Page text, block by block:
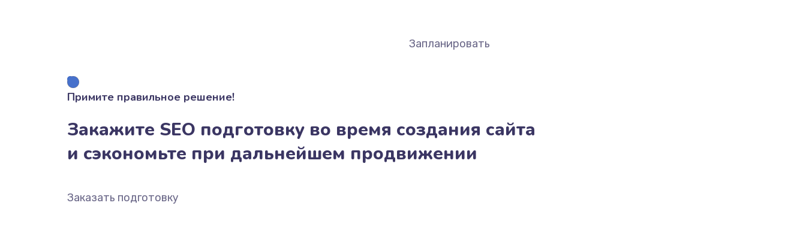
Запланировать
Примите правильное решение!
Закажите SEO подготовку во время создания сайта
и сэкономьте при дальнейшем продвижении
Заказать подготовку